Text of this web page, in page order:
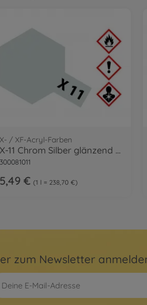
X- / XF-Acryl-Farben
X-11 Chrom Silber glänzend 23ml
300081011
5,49 € 1 l = 238,70 €
zum Newsletter